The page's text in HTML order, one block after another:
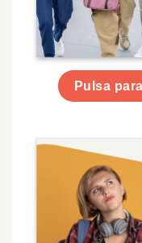
Pulsa